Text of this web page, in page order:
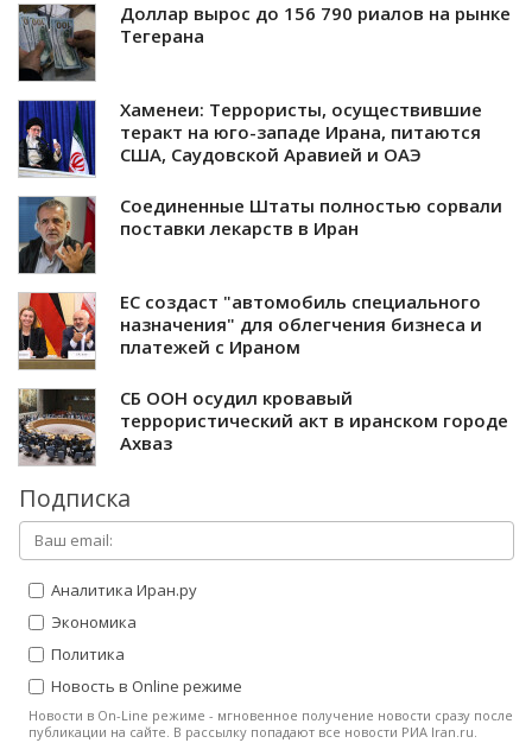
Доллар вырос до 156 790 риалов на рынке
Тегерана
Хаменеи: Террористы, осуществившие
теракт на юго-западе Ирана, питаются
США, Саудовской Аравией и ОАЭ
Соединенные Штаты полностью сорвали
поставки лекарств в Иран
ЕС создаст "автомобиль специального
назначения" для облегчения бизнеса и
платежей с Ираном
СБ ООН осудил кровавый
террористический акт в иранском городе
Ахваз
Подписка
Аналитика Иран.ру
Экономика
Политика
Новость в Online режиме
Новости в On-Line режиме - мгновенное получение новости сразу после
публикации на сайте. В рассылку попадают все новости РИА Iran.ru.